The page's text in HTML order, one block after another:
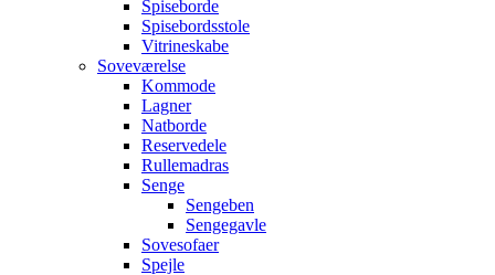
Spiseborde
Spisebordsstole
Vitrineskabe
Soveværelse
Kommode
Lagner
Natborde
Reservedele
Rullemadras
Senge
Sengeben
Sengegavle
Sovesofaer
Spejle